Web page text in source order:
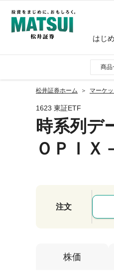
はじ
商品
松井証券ホーム マーケ
1623 東証ETF
時系列デ
ＯＰＩＸ
注文
株価